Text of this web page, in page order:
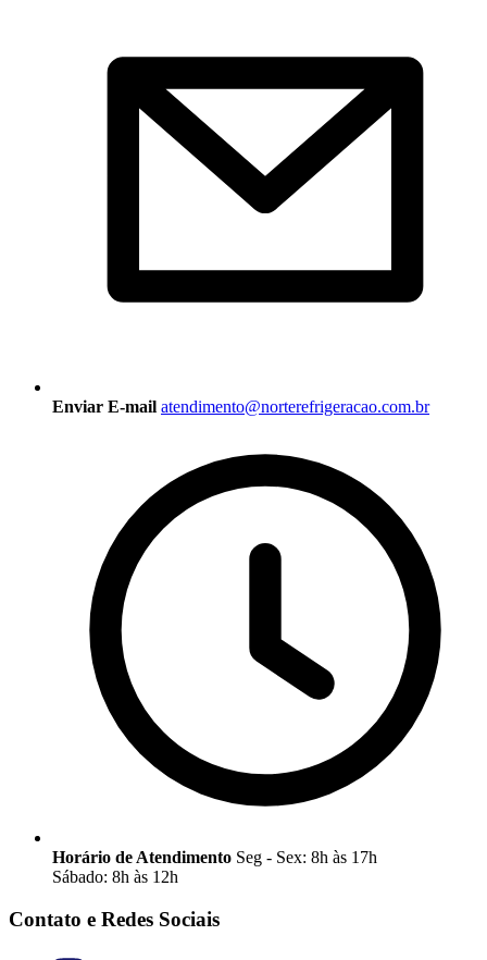
Enviar E-mail atendimento@norterefrigeracao.com.br
Horário de Atendimento Seg - Sex: 8h às 17h
Sábado: 8h às 12h
Contato e Redes Sociais